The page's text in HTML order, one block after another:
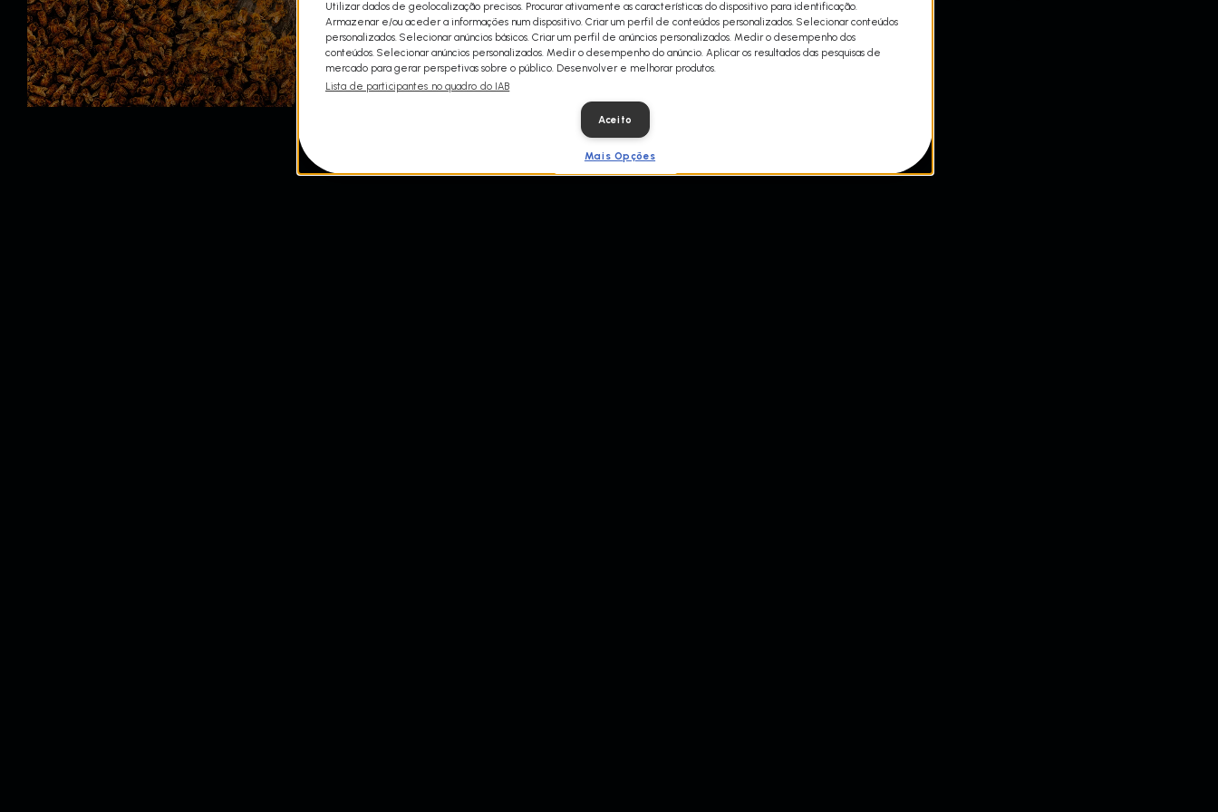
às 21h00.
Utilizar dados de geolocalização precisos. Procurar ativamente as características do dispositivo para identificação.
Armazenar e/ou aceder a informações num dispositivo. Criar um perfil de conteúdos personalizados. Selecionar conteúdos
personalizados. Selecionar anúncios básicos. Criar um perfil de anúncios personalizados. Medir o desempenho dos
conteúdos. Selecionar anúncios personalizados. Medir o desempenho do anúncio. Aplicar os resultados das pesquisas de
mercado para gerar perspetivas sobre o público. Desenvolver e melhorar produtos.
Lista de participantes no quadro do IAB
Aceito
Mais Opções